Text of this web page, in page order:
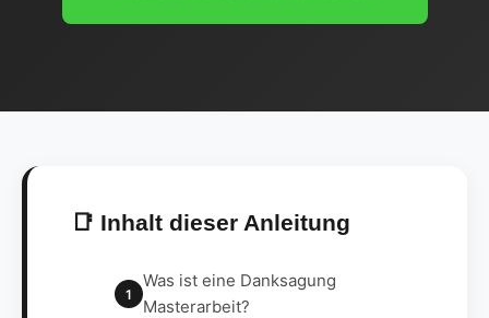
📑 Inhalt dieser Anleitung
1
Was ist eine Danksagung
Masterarbeit?